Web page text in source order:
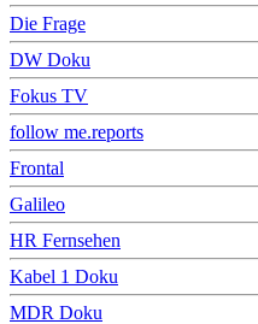
Die Frage
DW Doku
Fokus TV
follow me.reports
Frontal
Galileo
HR Fernsehen
Kabel 1 Doku
MDR Doku